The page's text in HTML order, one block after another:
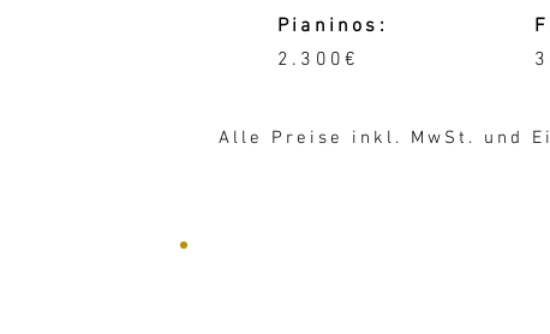
Pianinos:
2.300€
Alle Preise inkl. MwSt. und